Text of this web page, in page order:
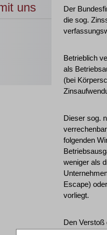
uns
Der
die sog.
Betrieblich
als
(bei
Dieser sog.
folgenden
weniger als
Escape)
vorliegt.
Den